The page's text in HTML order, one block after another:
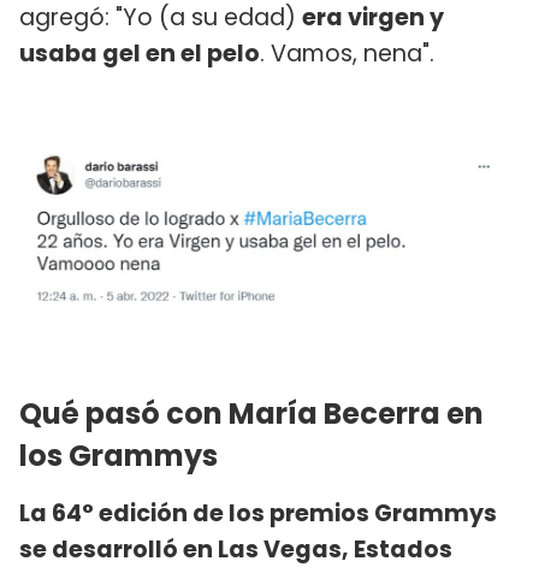
agregó: "Yo (a su edad) era virgen y
usaba gel en el pelo. Vamos, nena".
Qué pasó con María Becerra en
los Grammys
La 64° edición de los premios Grammys
se desarrolló en Las Vegas, Estados